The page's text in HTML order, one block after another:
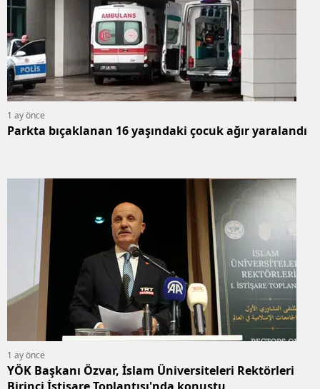
Şanlıurfa
Uşak
Yozgat
Zonguldak
Bayburt
Kırıkkale
Batman
Şırnak
Bartın
1 ay önce
Parkta bıçaklanan 16 yaşındaki çocuk ağır yaralandı
1 ay önce
YÖK Başkanı Özvar, İslam Üniversiteleri Rektörleri